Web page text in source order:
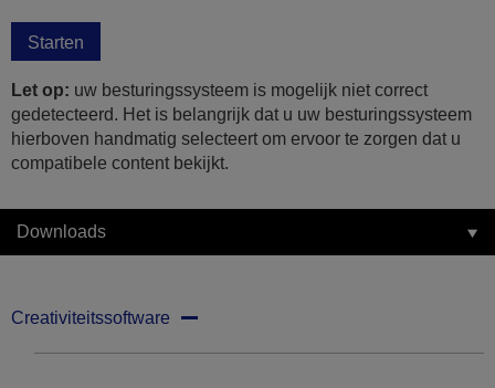
Starten
Let op: uw besturingssysteem is mogelijk niet correct
gedetecteerd. Het is belangrijk dat u uw besturingssysteem
hierboven handmatig selecteert om ervoor te zorgen dat u
compatibele content bekijkt.
Downloads
Creativiteitssoftware